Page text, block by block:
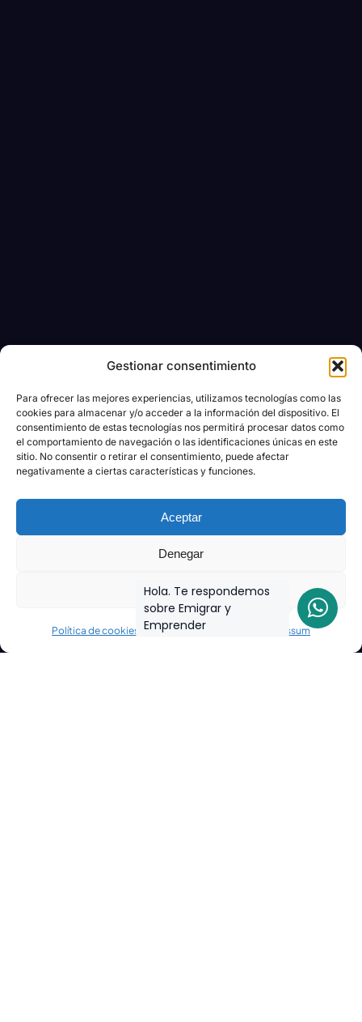
Gestionar consentimiento
Para ofrecer las mejores experiencias, utilizamos tecnologías como las
cookies para almacenar y/o acceder a la información del dispositivo. El
consentimiento de estas tecnologías nos permitirá procesar datos como
el comportamiento de navegación o las identificaciones únicas en este
sitio. No consentir o retirar el consentimiento, puede afectar
negativamente a ciertas características y funciones.
Aceptar
Denegar
Ver preferencias
Política de cookies Declaración de privacidad Impressum
Hola. Te respondemos
sobre Emigrar y
Emprender